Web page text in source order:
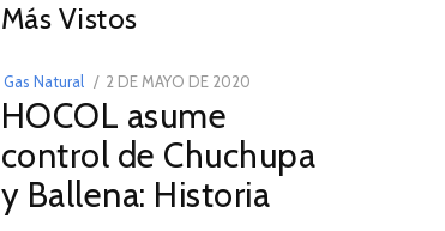
Más Vistos
Gas Natural
POSTED
ON
2 DE MAYO DE 2020
DE
2026
HOCOL asume
control de Chuchupa
y Ballena: Historia